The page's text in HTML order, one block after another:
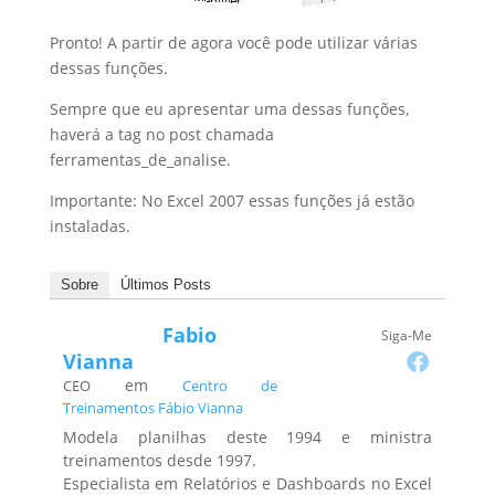
Pronto! A partir de agora você pode utilizar várias
dessas funções.
Sempre que eu apresentar uma dessas funções,
haverá a tag no post chamada
ferramentas_de_analise.
Importante: No Excel 2007 essas funções já estão
instaladas.
Sobre Últimos Posts
Siga-Me
Fabio
Vianna
CEOemCentro de
Treinamentos Fábio Vianna
Modela planilhas deste 1994 e ministra
treinamentos desde 1997.
Especialista em Relatórios e Dashboards no Excel